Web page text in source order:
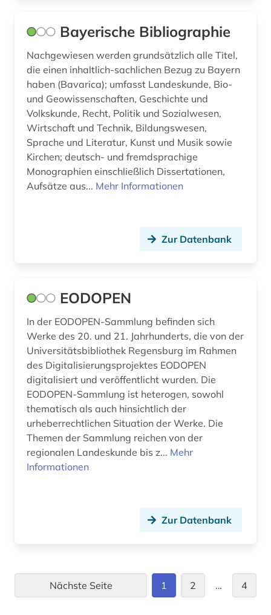
Bayerische Bibliographie
Nachgewiesen werden grundsätzlich alle Titel,
die einen inhaltlich-sachlichen Bezug zu Bayern
haben (Bavarica); umfasst Landeskunde, Bio-
und Geowissenschaften, Geschichte und
Volkskunde, Recht, Politik und Sozialwesen,
Wirtschaft und Technik, Bildungswesen,
Sprache und Literatur, Kunst und Musik sowie
Kirchen; deutsch- und fremdsprachige
Monographien einschließlich Dissertationen,
Aufsätze aus... Mehr Informationen
Zur Datenbank
EODOPEN
In der EODOPEN-Sammlung befinden sich
Werke des 20. und 21. Jahrhunderts, die von der
Universitätsbibliothek Regensburg im Rahmen
des Digitalisierungsprojektes EODOPEN
digitalisiert und veröffentlicht wurden. Die
EODOPEN-Sammlung ist heterogen, sowohl
thematisch als auch hinsichtlich der
urheberrechtlichen Situation der Werke. Die
Themen der Sammlung reichen von der
regionalen Landeskunde bis z... Mehr
Informationen
Zur Datenbank
Nächste Seite 1 2 … 4